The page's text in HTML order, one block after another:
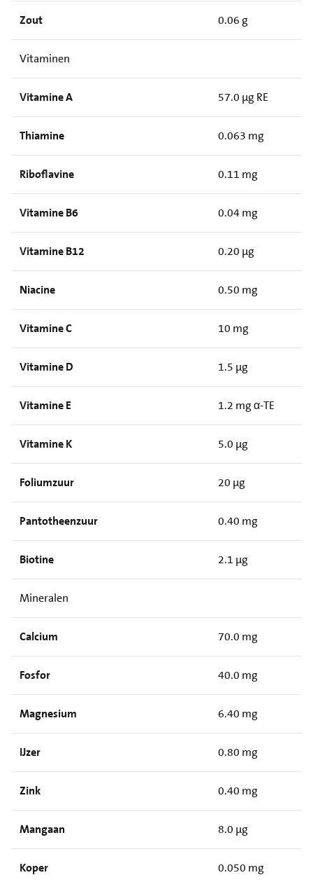
Zout 0.06 g
Vitaminen
Vitamine A 57.0 µg RE
Thiamine 0.063 mg
Riboflavine 0.11 mg
Vitamine B6 0.04 mg
Vitamine B12 0.20 µg
Niacine 0.50 mg
Vitamine C 10 mg
Vitamine D 1.5 µg
Vitamine E 1.2 mg α-TE
Vitamine K 5.0 µg
Foliumzuur 20 µg
Pantotheenzuur 0.40 mg
Biotine 2.1 µg
Mineralen
Calcium 70.0 mg
Fosfor 40.0 mg
Magnesium 6.40 mg
IJzer 0.80 mg
Zink 0.40 mg
Mangaan 8.0 µg
Koper 0.050 mg